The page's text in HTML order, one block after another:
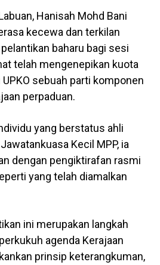
Hanisah Mohd Bani
kecewa dan terkilan
baharu bagi sesi
telah mengenepikan kuota
sebuah parti komponen
perpaduan.
yang berstatus ahli
Kecil MPP, ia
dengan pengiktirafan rasmi
yang telah diamalkan
ini merupakan langkah
agenda Kerajaan
prinsip keterangkuman,